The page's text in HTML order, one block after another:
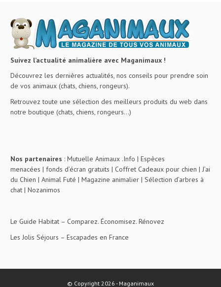
Suivez l’actualité animalière avec Maganimaux !
Découvrez les dernières actualités, nos conseils pour prendre soin
de vos animaux (chats, chiens, rongeurs).
Retrouvez toute une sélection des meilleurs produits du web dans
notre boutique (chats, chiens, rongeurs…)
Nos partenaires : Mutuelle Animaux .Info | Espèces
menacées | fonds d’écran gratuits | Coffret Cadeaux pour chien | J’ai
du Chien | Animal Futé | Magazine animalier | Sélection d’arbres à
chat | Nozanimos
Le Guide Habitat – Comparez. Économisez. Rénovez
Les Jolis Séjours – Escapades en France
© Copyright 2026 - Maganimaux